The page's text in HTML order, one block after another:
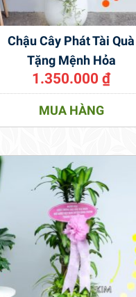
Chậu Cây Phát Tài Quà
Tặng Mệnh Hỏa
1.350.000₫
MUA HÀNG